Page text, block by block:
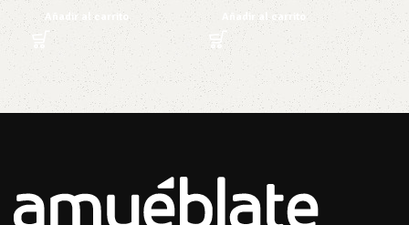
Añadir al carrito Añadir al carrito